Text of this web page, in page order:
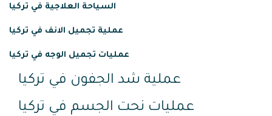
السياحة العلاجية في تركيا
عملية تجميل الانف في تركيا
عمليات تجميل الوجه في تركيا
عملية شد الجفون في تركيا
عمليات نحت الجسم في تركيا